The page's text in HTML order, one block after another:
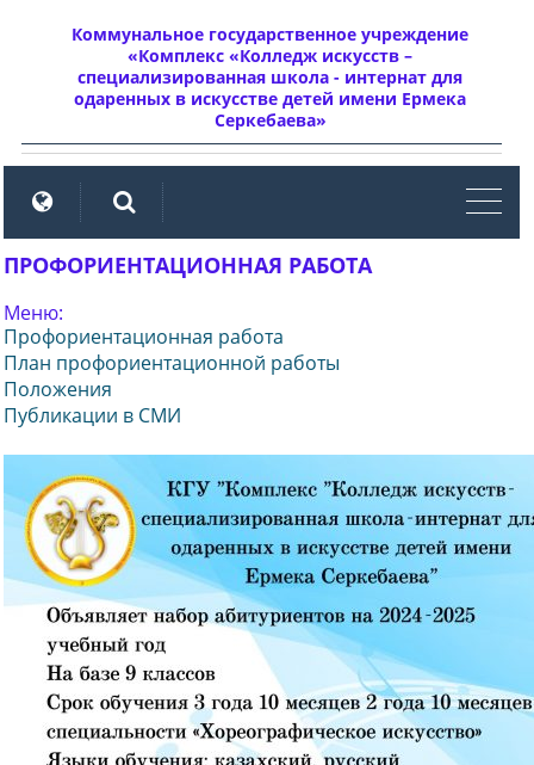
Коммунальное государственное учреждение
«Комплекс «Колледж искусств –
специализированная школа - интернат для
одаренных в искусстве детей имени Ермека
Серкебаева»
ПРОФОРИЕНТАЦИОННАЯ РАБОТА
Меню:
Профориентационная работа
План профориентационной работы
Положения
Публикации в СМИ